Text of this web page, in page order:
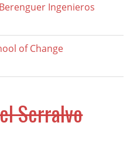
Ingenieros
of Change
Serralvo